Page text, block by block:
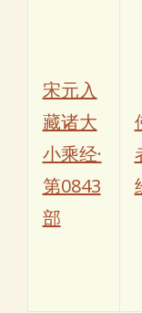
宋元入
藏诸大
小乘经·
第0843
部